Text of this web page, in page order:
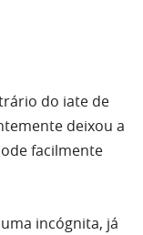
do iate de
deixou a
facilmente
incógnita, já